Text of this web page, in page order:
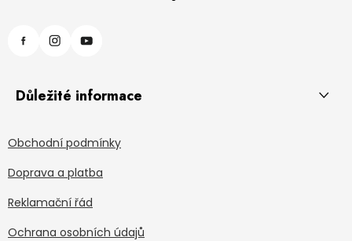
Důležité informace
Obchodní podmínky
Doprava a platba
Reklamační řád
Ochrana osobních údajů